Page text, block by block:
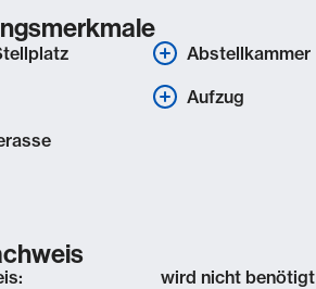
Abstellkammer
Aufzug
wird nicht benötigt